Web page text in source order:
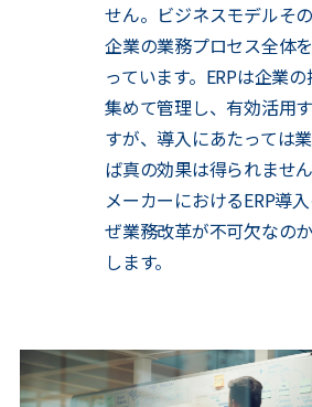
せん。ビジネスモデルそ
企業の業務プロセス全体
っています。ERPは企業
集めて管理し、有効活用
すが、導入にあたっては
ば真の効果は得られませ
メーカーにおけるERP導
ぜ業務改革が不可欠なの
します。